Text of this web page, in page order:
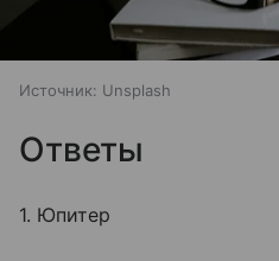
Источник: Unsplash
Ответы
1. Юпитер